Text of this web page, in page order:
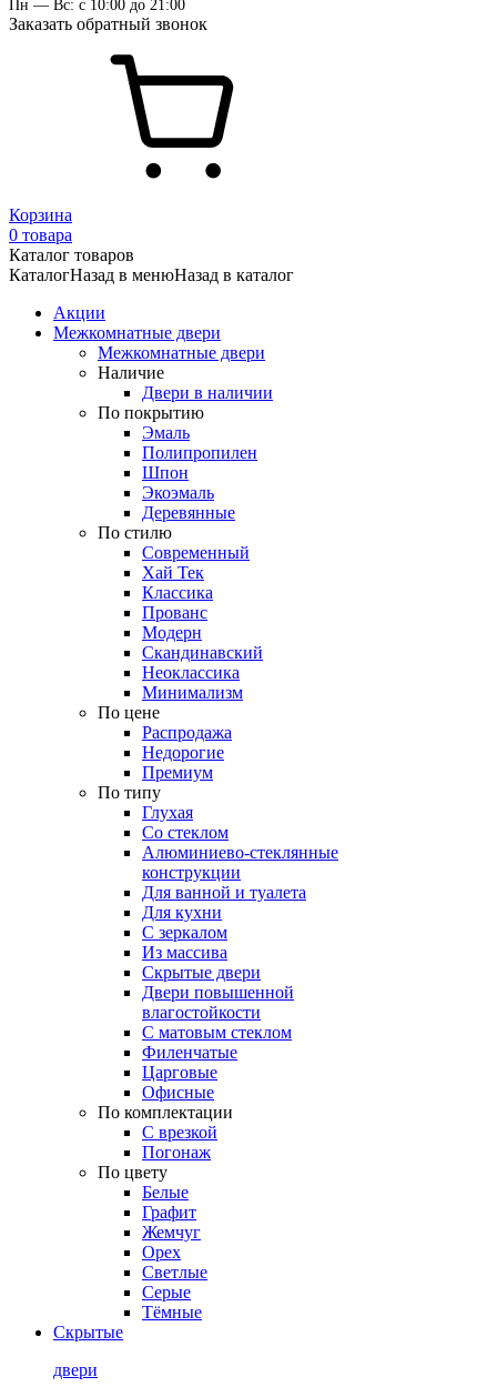
Пн — Вс: с 10:00 до 21:00
Заказать обратный звонок
Корзина
0 товара
Каталог товаров
КаталогНазад в менюНазад в каталог
Акции
Межкомнатные двери
Межкомнатные двери
Наличие
Двери в наличии
По покрытию
Эмаль
Полипропилен
Шпон
Экоэмаль
Деревянные
По стилю
Современный
Хай Тек
Классика
Прованс
Модерн
Скандинавский
Неоклассика
Минимализм
По цене
Распродажа
Недорогие
Премиум
По типу
Глухая
Со стеклом
Алюминиево-стеклянные
конструкции
Для ванной и туалета
Для кухни
С зеркалом
Из массива
Скрытые двери
Двери повышенной
влагостойкости
С матовым стеклом
Филенчатые
Царговые
Офисные
По комплектации
С врезкой
Погонаж
По цвету
Белые
Графит
Жемчуг
Орех
Светлые
Серые
Тёмные
Скрытые
двери